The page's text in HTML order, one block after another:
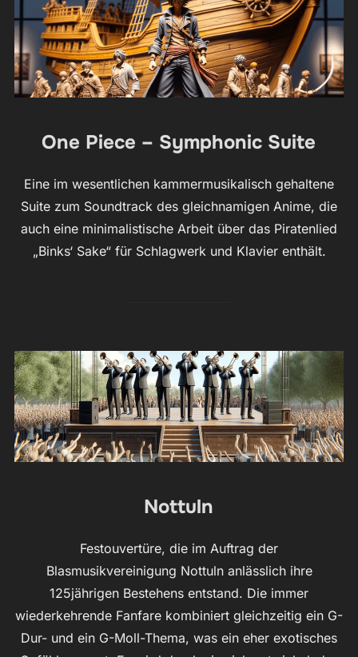
One Piece – Symphonic Suite
Eine im wesentlichen kammermusikalisch gehaltene
Suite zum Soundtrack des gleichnamigen Anime, die
auch eine minimalistische Arbeit über das Piratenlied
„Binks‘ Sake“ für Schlagwerk und Klavier enthält.
Nottuln
Festouvertüre, die im Auftrag der
Blasmusikvereinigung Nottuln anlässlich ihre
125jährigen Bestehens entstand. Die immer
wiederkehrende Fanfare kombiniert gleichzeitig ein G-
Dur- und ein G-Moll-Thema, was ein eher exotisches